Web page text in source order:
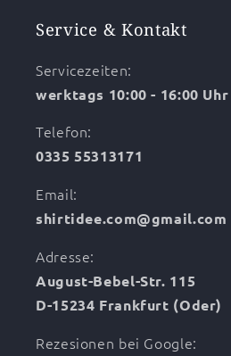
Service & Kontakt
Servicezeiten:
werktags 10:00 - 16:00 Uhr
Telefon:
0335 55313171
Email:
shirtidee.com@gmail.com
Adresse:
August-Bebel-Str. 115
D-15234 Frankfurt (Oder)
Rezesionen bei Google: